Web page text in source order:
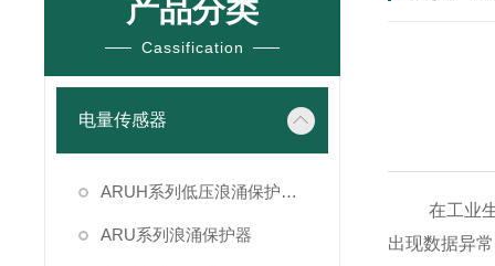
产品分类
Cassification
电量传感器
ARUH系列低压浪涌保护装置
ARU系列浪涌保护器
在工业生
出现数据异